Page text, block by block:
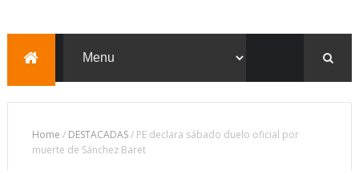
Home / DESTACADAS/ PE declara sábado duelo oficial por
muerte de Sánchez Baret